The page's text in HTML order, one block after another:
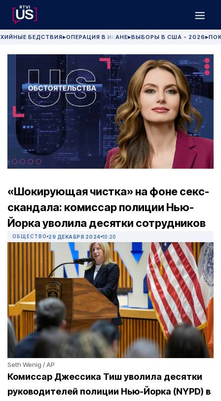
БЕДСТВИЯ▶ОПЕРАЦИЯ В ИРАНЕ▶ВЫБОРЫ В США - 2026 ▶
«Шокирующая чистка» на фоне секс-
скандала: комиссар полиции Нью-
Йорка уволила десятки сотрудников
ОБЩЕСТВО 29 ДЕКАБРЯ 2024 10:20
Seth Wenig / AP
Комиссар Джессика Тиш уволила десятки
руководителей полиции Нью-Йорка (NYPD) в